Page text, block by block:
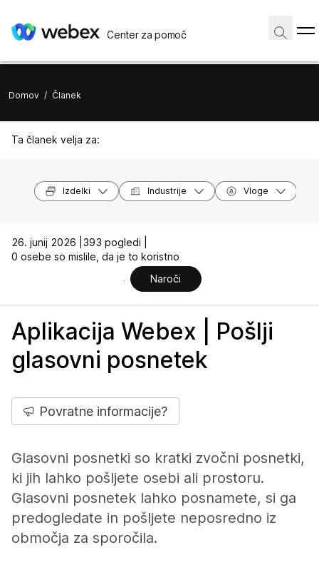
Center za pomoč
Domov / Članek
Ta članek velja za:
Izdelki Industrije Vloge
26. junij 2026 | 393 pogledi |
0 osebe so mislile, da je to koristno
Naroči
Aplikacija Webex | Pošlji
glasovni posnetek
Povratne informacije?
Glasovni posnetki so kratki zvočni posnetki,
ki jih lahko pošljete osebi ali prostoru.
Glasovni posnetek lahko posnamete, si ga
predogledate in pošljete neposredno iz
območja za sporočila.